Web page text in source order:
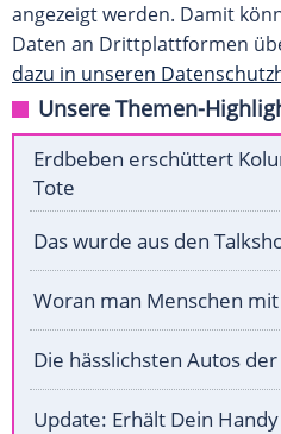
angezeigt werden. Damit
Daten an Drittplattformen
dazu in unseren
Unsere Themen-
Erdbeben erschüttert
Tote
Das wurde aus den
Woran man Menschen
Die hässlichsten Autos
Update: Erhält Dein